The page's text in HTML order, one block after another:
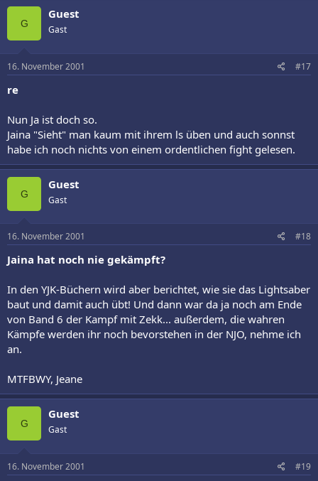
G
Guest
Gast
16. November 2001 #17
re
Nun Ja ist doch so.
Jaina "Sieht" man kaum mit ihrem ls üben und auch sonnst
habe ich noch nichts von einem ordentlichen fight gelesen.
G
Guest
Gast
16. November 2001 #18
Jaina hat noch nie gekämpft?
In den YJK-Büchern wird aber berichtet, wie sie das Lightsaber
baut und damit auch übt! Und dann war da ja noch am Ende
von Band 6 der Kampf mit Zekk... außerdem, die wahren
Kämpfe werden ihr noch bevorstehen in der NJO, nehme ich
an.
MTFBWY, Jeane
G
Guest
Gast
16. November 2001 #19